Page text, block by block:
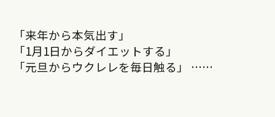
「来年から本気出す」
「1月1日からダイエットする」
「元旦からウクレレを毎日触る」 ……